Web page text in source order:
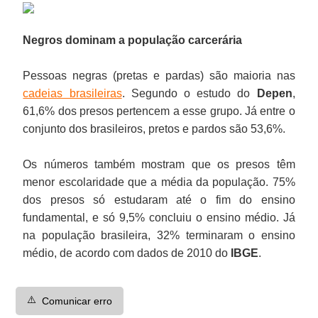
Negros dominam a população carcerária
Pessoas negras (pretas e pardas) são maioria nas
cadeias brasileiras. Segundo o estudo do Depen,
61,6% dos presos pertencem a esse grupo. Já entre o
conjunto dos brasileiros, pretos e pardos são 53,6%.
Os números também mostram que os presos têm
menor escolaridade que a média da população. 75%
dos presos só estudaram até o fim do ensino
fundamental, e só 9,5% concluiu o ensino médio. Já
na população brasileira, 32% terminaram o ensino
médio, de acordo com dados de 2010 do
IBGE.
⚠️ Comunicar erro